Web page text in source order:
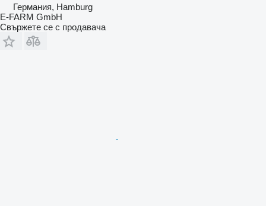
Германия, Hamburg
E-FARM GmbH
Свържете се с продавача